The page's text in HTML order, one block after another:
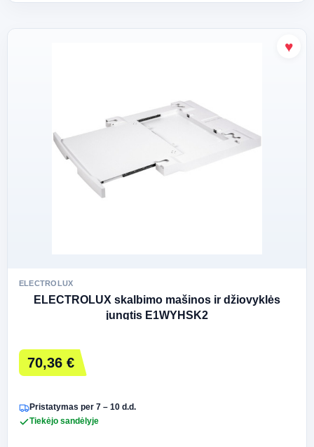
ELECTROLUX
ELECTROLUX skalbimo mašinos ir džiovyklės
jungtis E1WYHSK2
70,36 €
Pristatymas per 7 – 10 d.d.
Tiekėjo sandėlyje